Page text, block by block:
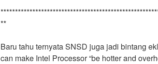
**
Baru tahu ternyata SNSD juga jadi bintang
can make Intel Processor “be hotter and